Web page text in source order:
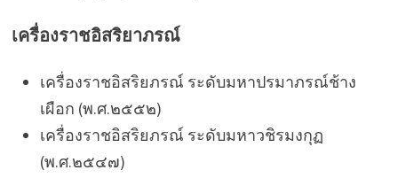
เครื่องราชอิสริยาภรณ์
เครื่องราชอิสริยภรณ์ ระดับมหาปรมาภรณ์ช้าง
เผือก (พ.ศ.๒๕๕๒)
เครื่องราชอิสริยภรณ์ ระดับมหาวชิรมงกุฏ
(พ.ศ.๒๕๔๗)